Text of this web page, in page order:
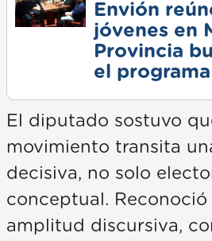
Envión
jóvenes en
Provincia
el programa
El diputado sostuvo
movimiento transita
decisiva, no solo
conceptual. Reconoció
amplitud discursiva,